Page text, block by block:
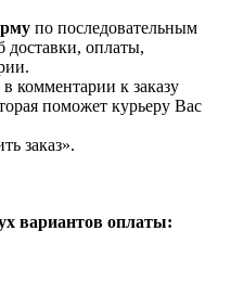
по последовательным
оплаты,
в комментарии к заказу
поможет курьеру Вас
заказ».
вариантов оплаты: